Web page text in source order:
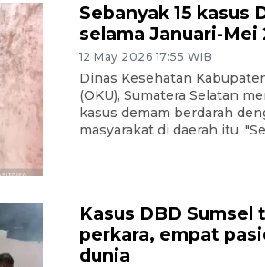
Sebanyak 15 kasus
selama Januari-Mei
12 May 2026 17:55 WIB
Dinas Kesehatan
(OKU), Sumatera Selatan
kasus demam berdarah
masyarakat di daerah itu.
Kasus DBD Sumsel
perkara, empat
dunia